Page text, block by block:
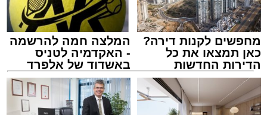
מחפשים לקנות דירה?
כאן תמצאו את כל
הדירות החדשות
למכירה באשדוד >>>
המלצה חמה להרשמה
- האקדמיה לטניס
באשדוד של אלפרד
קריאולנסקי - לילדים